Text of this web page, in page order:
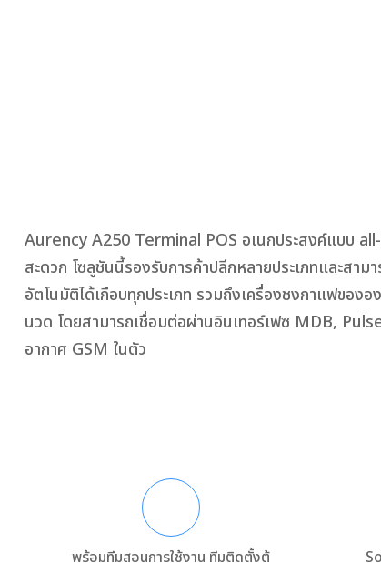
Aurency A250 Terminal POS อเนกประสงค์แบบ
สะดวก โซลูชันนี้รองรับการค้าปลีกหลายประเภทและสา
อัตโนมัติได้เกือบทุกประเภท รวมถึงเครื่องชงกาแฟของ
นวด โดยสามารถเชื่อมต่อผ่านอินเทอร์เฟซ MDB,
อากาศ GSM ในตัว
พร้อมทีมสอนการใช้งาน ทีมติดตั้งตู้